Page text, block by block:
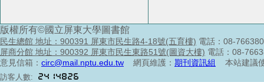
版權所有©國立屏東大學圖書館
民生總館 地址：900391 屏東市民生路4-18號(五育樓) 電話：08-
屏商分館 地址：900392 屏東市民生東路51號(圖資大樓) 電話：08-
意見信箱： circ@mail.nptu.edu.tw 網頁維護： 期刊資訊組 本站建議
訪客人數: